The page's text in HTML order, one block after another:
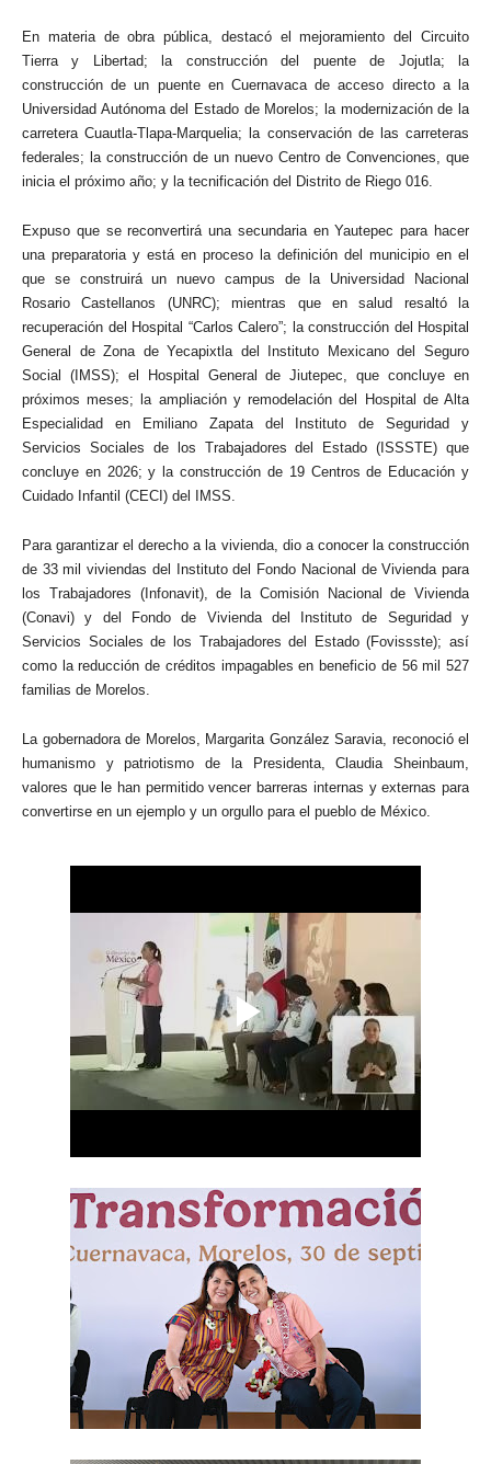
En materia de obra pública, destacó el mejoramiento del Circuito
Tierra y Libertad; la construcción del puente de Jojutla; la
construcción de un puente en Cuernavaca de acceso directo a la
Universidad Autónoma del Estado de Morelos; la modernización de la
carretera Cuautla-Tlapa-Marquelia; la conservación de las carreteras
federales; la construcción de un nuevo Centro de Convenciones, que
inicia el próximo año; y la tecnificación del Distrito de Riego 016.
Expuso que se reconvertirá una secundaria en Yautepec para hacer
una preparatoria y está en proceso la definición del municipio en el
que se construirá un nuevo campus de la Universidad Nacional
Rosario Castellanos (UNRC); mientras que en salud resaltó la
recuperación del Hospital “Carlos Calero”; la construcción del Hospital
General de Zona de Yecapixtla del Instituto Mexicano del Seguro
Social (IMSS); el Hospital General de Jiutepec, que concluye en
próximos meses; la ampliación y remodelación del Hospital de Alta
Especialidad en Emiliano Zapata del Instituto de Seguridad y
Servicios Sociales de los Trabajadores del Estado (ISSSTE) que
concluye en 2026; y la construcción de 19 Centros de Educación y
Cuidado Infantil (CECI) del IMSS.
Para garantizar el derecho a la vivienda, dio a conocer la construcción
de 33 mil viviendas del Instituto del Fondo Nacional de Vivienda para
los Trabajadores (Infonavit), de la Comisión Nacional de Vivienda
(Conavi) y del Fondo de Vivienda del Instituto de Seguridad y
Servicios Sociales de los Trabajadores del Estado (Fovissste); así
como la reducción de créditos impagables en beneficio de 56 mil 527
familias de Morelos.
La gobernadora de Morelos, Margarita González Saravia, reconoció el
humanismo y patriotismo de la Presidenta, Claudia Sheinbaum,
valores que le han permitido vencer barreras internas y externas para
convertirse en un ejemplo y un orgullo para el pueblo de México.